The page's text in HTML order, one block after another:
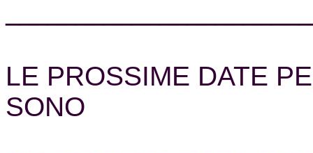
LE PROSSIME DATE
SONO